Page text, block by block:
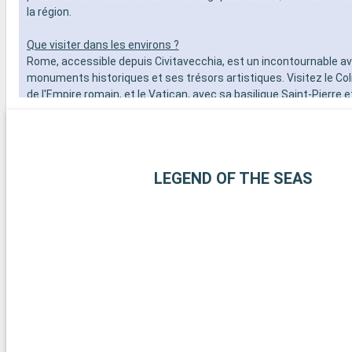
la région.
Que visiter dans les environs ?
Rome, accessible depuis Civitavecchia, est un incontournable
monuments historiques et ses trésors artistiques. Visitez le
de l'Empire romain, et le Vatican, avec sa basilique Saint-Pierre
est une escapade culturelle fascinante. Les jardins de la Villa
LEGEND OF THE SEAS